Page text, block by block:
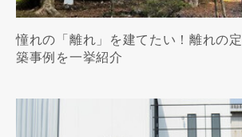
憧れの「離れ」を建てたい！離れの
築事例を一挙紹介